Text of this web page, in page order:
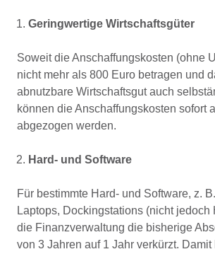
Geringwertige Wirtschaftsgüter
Soweit die Anschaffungskosten (ohne
nicht mehr als 800 Euro betragen und
abnutzbare Wirtschaftsgut auch
können die Anschaffungskosten sofort
abgezogen werden.
Hard- und Software
Für bestimmte Hard- und Software, z.
Laptops, Dockingstations (nicht jedoch
die Finanzverwaltung die bisherige
von 3 Jahren auf 1 Jahr verkürzt. Damit